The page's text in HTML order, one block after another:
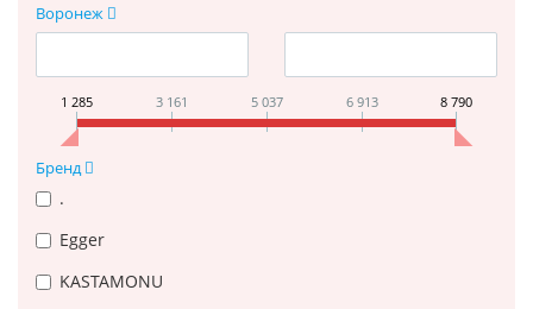
Воронеж
1 285 3 161 5 037 6 913 8 790
Бренд
.
Egger
KASTAMONU